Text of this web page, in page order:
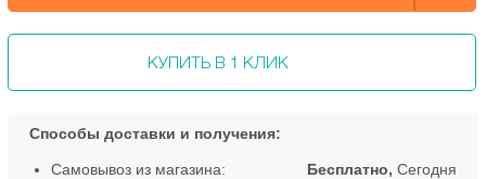
КУПИТЬ В 1 КЛИК
Способы доставки и получения:
Самовывоз из магазина: Бесплатно, Сегодня